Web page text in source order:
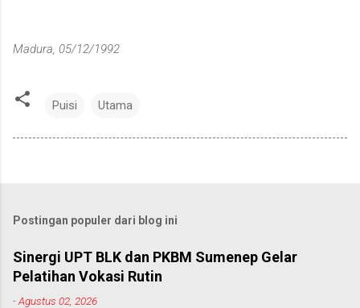
Madura, 05/12/1992
Puisi Utama
Postingan populer dari blog ini
Sinergi UPT BLK dan PKBM Sumenep Gelar
Pelatihan Vokasi Rutin
-Agustus 02, 2026